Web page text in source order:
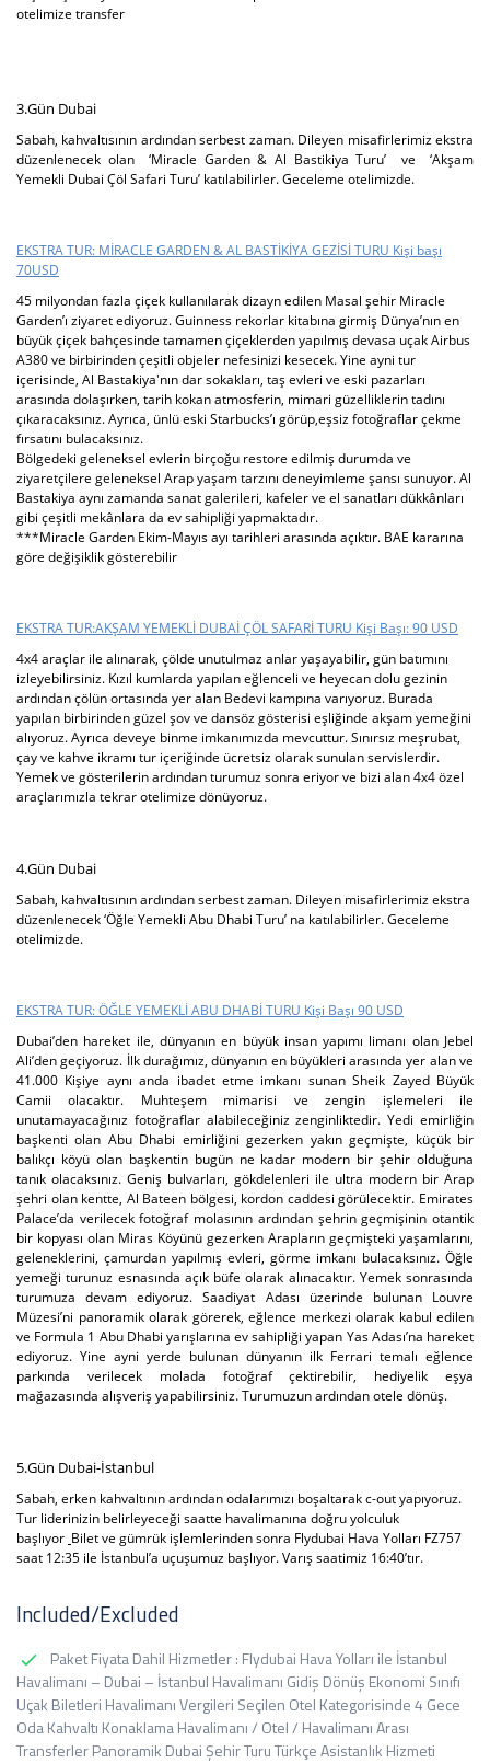
otelimize transfer
3.Gün Dubai
Sabah, kahvaltısının ardından serbest zaman. Dileyen misafirlerimiz ekstra
düzenlenecek olan
‘Miracle Garden & Al Bastikiya Turu’ ve‘Akşam
Yemekli Dubai Çöl Safari Turu’ katılabilirler. Geceleme otelimizde.
EKSTRA TUR: MİRACLE GARDEN & AL BASTİKİYA GEZİSİ TURU Kişi başı
70USD
45 milyondan fazla çiçek kullanılarak dizayn edilen Masal şehir Miracle
Garden’ı ziyaret ediyoruz. Guinness rekorlar kitabına girmiş Dünya’nın en
büyük çiçek bahçesinde tamamen çiçeklerden yapılmış devasa uçak Airbus
A380 ve birbirinden çeşitli objeler nefesinizi kesecek. Yine ayni tur
içerisinde, Al Bastakiya'nın dar sokakları, taş evleri ve eski pazarları
arasında dolaşırken, tarih kokan atmosferin, mimari güzelliklerin tadını
çıkaracaksınız. Ayrıca, ünlü eski Starbucks’ı görüp,eşsiz fotoğraflar çekme
fırsatını bulacaksınız.
Bölgedeki geleneksel evlerin birçoğu restore edilmiş durumda ve
ziyaretçilere geleneksel Arap yaşam tarzını deneyimleme şansı sunuyor. Al
Bastakiya aynı zamanda sanat galerileri, kafeler ve el sanatları dükkânları
gibi çeşitli mekânlara da ev sahipliği yapmaktadır.
***Miracle Garden Ekim-Mayıs ayı tarihleri arasında açıktır. BAE kararına
göre değişiklik gösterebilir
EKSTRA TUR:AKŞAM YEMEKLİ DUBAİ ÇÖL SAFARİ TURU Kişi Başı: 90 USD
4x4 araçlar ile alınarak, çölde unutulmaz anlar yaşayabilir, gün batımını
izleyebilirsiniz. Kızıl kumlarda yapılan eğlenceli ve heyecan dolu gezinin
ardından çölün ortasında yer alan Bedevi kampına varıyoruz. Burada
yapılan birbirinden güzel şov ve dansöz gösterisi eşliğinde akşam yemeğini
alıyoruz. Ayrıca deveye binme imkanımızda mevcuttur. Sınırsız meşrubat,
çay ve kahve ikramı tur içeriğinde ücretsiz olarak sunulan servislerdir.
Yemek ve gösterilerin ardından turumuz sonra eriyor ve bizi alan 4x4 özel
araçlarımızla tekrar otelimize dönüyoruz.
4.Gün Dubai
Sabah, kahvaltısının ardından serbest zaman. Dileyen misafirlerimiz ekstra
düzenlenecek ‘Öğle Yemekli Abu Dhabi Turu’ na katılabilirler. Geceleme
otelimizde.
EKSTRA TUR: ÖĞLE YEMEKLİ ABU DHABİ TURU Kişi Başı 90 USD
Dubai’den hareket ile, dünyanın en büyük insan yapımı limanı olan Jebel
Ali’den geçiyoruz. İlk durağımız, dünyanın en büyükleri arasında yer alan ve
41.000 Kişiye aynı anda ibadet etme imkanı sunan Sheik Zayed Büyük
Camii olacaktır. Muhteşem mimarisi ve zengin işlemeleri ile
unutamayacağınız fotoğraflar alabileceğiniz zenginliktedir. Yedi emirliğin
başkenti olan Abu Dhabi emirliğini gezerken yakın geçmişte, küçük bir
balıkçı köyü olan başkentin bugün ne kadar modern bir şehir olduğuna
tanık olacaksınız. Geniş bulvarları, gökdelenleri ile ultra modern bir Arap
şehri olan kentte, Al Bateen bölgesi, kordon caddesi görülecektir. Emirates
Palace’da verilecek fotoğraf molasının ardından şehrin geçmişinin otantik
bir kopyası olan Miras Köyünü gezerken Arapların geçmişteki yaşamlarını,
geleneklerini, çamurdan yapılmış evleri, görme imkanı bulacaksınız. Öğle
yemeği turunuz esnasında açık büfe olarak alınacaktır. Yemek sonrasında
turumuza devam ediyoruz. Saadiyat Adası üzerinde bulunan Louvre
Müzesi’ni panoramik olarak görerek, eğlence merkezi olarak kabul edilen
ve Formula 1 Abu Dhabi yarışlarına ev sahipliği yapan Yas Adası’na hareket
ediyoruz. Yine ayni yerde bulunan dünyanın ilk Ferrari temalı eğlence
parkında verilecek molada fotoğraf çektirebilir, hediyelik eşya
mağazasında alışveriş yapabilirsiniz. Turumuzun ardından otele dönüş.
5.Gün Dubai-İstanbul
Sabah, erken kahvaltının ardından odalarımızı boşaltarak c-out yapıyoruz.
Tur liderinizin belirleyeceği saatte havalimanına doğru yolculuk
başlıyor Bilet ve gümrük işlemlerinden sonra Flydubai Hava Yolları FZ757
saat 12:35 ile İstanbul’a uçuşumuz başlıyor. Varış saatimiz 16:40’tır.
Included/Excluded
Paket Fiyata Dahil Hizmetler : Flydubai Hava Yolları ile İstanbul
Havalimanı – Dubai – İstanbul Havalimanı Gidiş Dönüş Ekonomi Sınıfı
Uçak Biletleri Havalimanı Vergileri Seçilen Otel Kategorisinde 4 Gece
Oda Kahvaltı Konaklama Havalimanı / Otel / Havalimanı Arası
Transferler Panoramik Dubai Şehir Turu Türkçe Asistanlık Hizmeti